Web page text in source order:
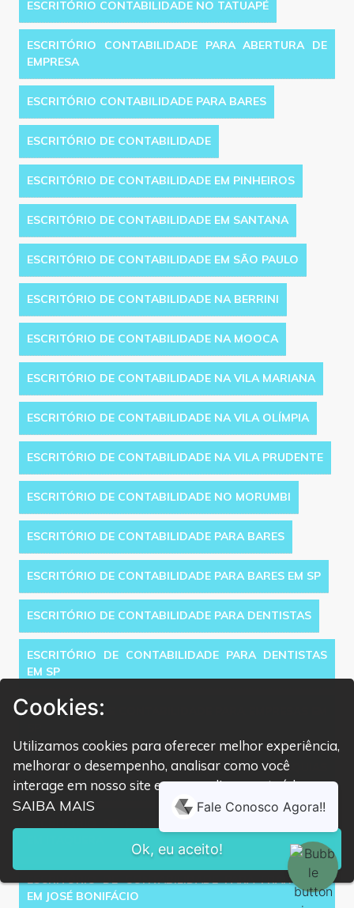
ESCRITÓRIO CONTABILIDADE NO TATUAPÉ
ESCRITÓRIO CONTABILIDADE PARA ABERTURA DE
EMPRESA
ESCRITÓRIO CONTABILIDADE PARA BARES
ESCRITÓRIO DE CONTABILIDADE
ESCRITÓRIO DE CONTABILIDADE EM PINHEIROS
ESCRITÓRIO DE CONTABILIDADE EM SANTANA
ESCRITÓRIO DE CONTABILIDADE EM SÃO PAULO
ESCRITÓRIO DE CONTABILIDADE NA BERRINI
ESCRITÓRIO DE CONTABILIDADE NA MOOCA
ESCRITÓRIO DE CONTABILIDADE NA VILA MARIANA
ESCRITÓRIO DE CONTABILIDADE NA VILA OLÍMPIA
ESCRITÓRIO DE CONTABILIDADE NA VILA PRUDENTE
ESCRITÓRIO DE CONTABILIDADE NO MORUMBI
ESCRITÓRIO DE CONTABILIDADE PARA BARES
ESCRITÓRIO DE CONTABILIDADE PARA BARES EM SP
ESCRITÓRIO DE CONTABILIDADE PARA DENTISTAS
ESCRITÓRIO DE CONTABILIDADE PARA DENTISTAS
EM SP
ESCRITÓRIO DE CONTABILIDADE PARA EMPRESAS EM
ESCRITÓRIO DE CONTABILIDADE PARA FRANQUIAS
EM ARTUR ALVIM
ESCRITÓRIO DE CONTABILIDADE PARA FRANQUIAS
EM JOSÉ BONIFÁCIO
Cookies:
Utilizamos cookies para oferecer melhor experiência,
melhorar o desempenho, analisar como você
interage em nosso site e personalizar conteúdo.
SAIBA MAIS
Ok, eu aceito!